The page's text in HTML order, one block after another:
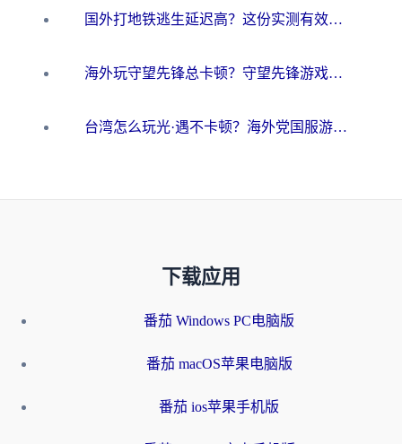
国外打地铁逃生延迟高？这份实测有效的低延迟指南帮你吃鸡
海外玩守望先锋总卡顿？守望先锋游戏加速器在哪里买&避坑指南（附欧洲非洲游戏实测）
台湾怎么玩光·遇不卡顿？海外党国服游戏加速终极攻略（附实测体验）
下载应用
番茄 Windows PC电脑版
番茄 macOS苹果电脑版
番茄 ios苹果手机版